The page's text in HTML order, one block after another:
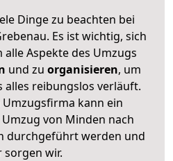
Dinge zu beachten bei
Es ist wichtig, sich
Aspekte des Umzugs
und zu organisieren, um
alles reibungslos verläuft.
kann ein
von Minden nach
durchgeführt werden und
sorgen wir.